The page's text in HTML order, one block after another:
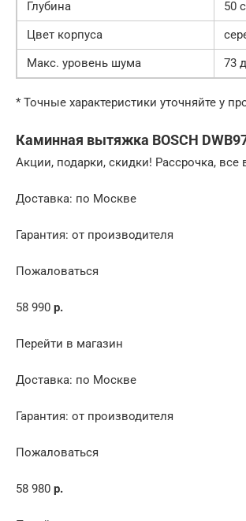
Глубина
50
Цвет корпуса
Макс. уровень шума
73
* Точные характеристики уточняйте у
Каминная вытяжка BOSCH
Акции, подарки, скидки! Рассрочка,
Доставка: по Москве
Гарантия: от производителя
Пожаловаться
58 990 р.
Перейти в магазин
Доставка: по Москве
Гарантия: от производителя
Пожаловаться
58 980 р.